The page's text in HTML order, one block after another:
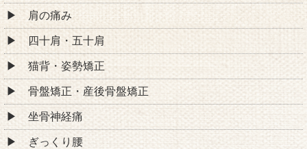
肩の痛み
四十肩・五十肩
猫背・姿勢矯正
骨盤矯正・産後骨盤矯正
坐骨神経痛
ぎっくり腰